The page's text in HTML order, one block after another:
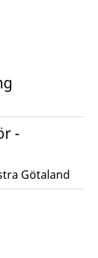
-
Götaland